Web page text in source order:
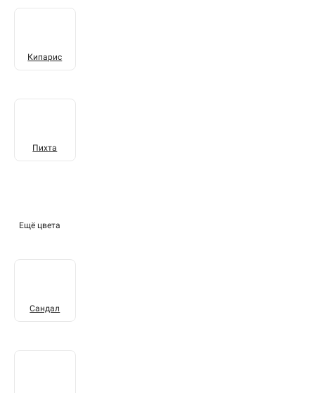
Кипарис
Пихта
Ещё цвета
Сандал